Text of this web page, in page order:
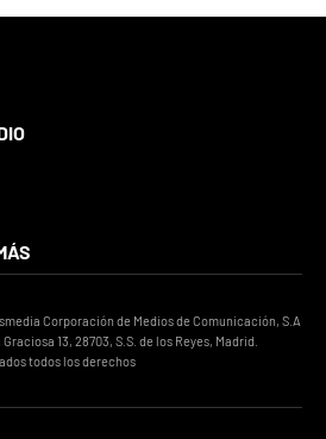
Corporación de Medios de Comunicación, S.A
Graciosa 13, 28703, S.S. de los Reyes, Madrid.
todos los derechos